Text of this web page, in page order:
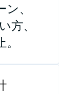
、
方、